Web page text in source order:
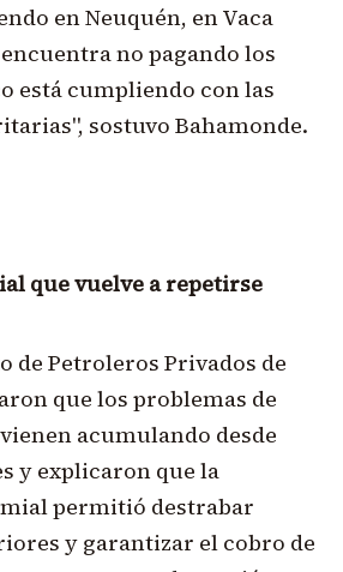
en Neuquén, en Vaca
no pagando los
está cumpliendo con las
sostuvo Bahamonde.
que vuelve a repetirse
de Petroleros Privados de
que los problemas de
acumulando desde
y explicaron que la
permitió destrabar
y garantizar el cobro de